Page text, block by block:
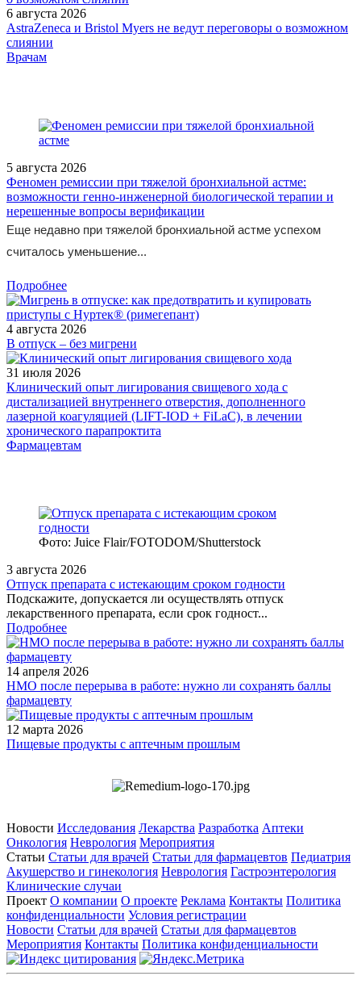
6 августа 2026
AstraZeneca и Bristol Myers не ведут переговоры о возможном
слиянии
/doctor/cardiology/poslediplomnoe-obrazovanie-kardiologov-
Врачам
5 августа 2026
Феномен ремиссии при тяжелой бронхиальной астме:
возможности генно-инженерной биологической терапии и
нерешенные вопросы верификации
Еще недавно при тяжелой бронхиальной астме успехом
считалось уменьшение...
Подробнее
4 августа 2026
В отпуск – без мигрени
31 июля 2026
Клинический опыт лигирования свищевого хода с
дистализацией внутреннего отверстия, дополненного
лазерной коагуляцией (LIFT-IOD + FiLaC), в лечении
хронического парапроктита
Фармацевтам
Фото: Juice Flair/FOTODOM/Shutterstoсk
3 августа 2026
Отпуск препарата с истекающим сроком годности
Подскажите, допускается ли осуществлять отпуск
лекарственного препарата, если срок годност...
Подробнее
14 апреля 2026
НМО после перерыва в работе: нужно ли сохранять баллы
фармацевту
12 марта 2026
Пищевые продукты с аптечным прошлым
Новости Исследования Лекарства Разработка Аптеки
Онкология Неврология Мероприятия
Статьи Статьи для врачей Статьи для фармацевтов Педиатрия
Акушерство и гинекология Неврология Гастроэнтерология
Клинические случаи
Проект О компании О проекте Реклама Контакты Политика
конфиденциальности Условия регистрации
Новости Статьи для врачей Статьи для фармацевтов
Мероприятия Контакты Политика конфиденциальности